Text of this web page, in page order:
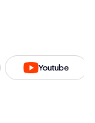
Youtube